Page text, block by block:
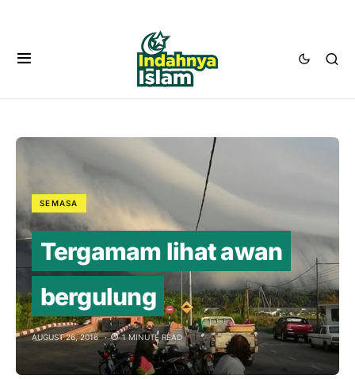
SEMASA
Tergamam lihat awan
bergulung
AUGUST 26, 2016 1 MINUTE READ